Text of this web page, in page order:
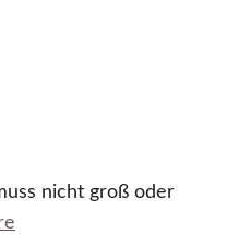
nicht groß oder